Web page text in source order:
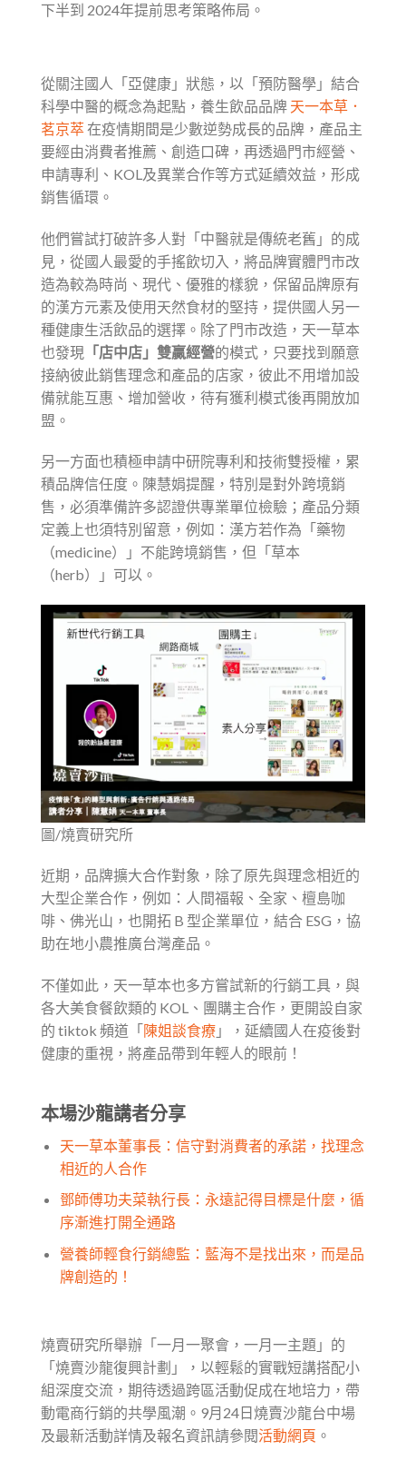
下半到 2024年提前思考策略佈局。
從關注國人「亞健康」狀態，以「預防醫學」結合
科學中醫的概念為起點，養生飲品品牌 天一本草．
茗京萃在疫情期間是少數逆勢成長的品牌，產品主
要經由消費者推薦、創造口碑，再透過門市經營、
申請專利、KOL及異業合作等方式延續效益，形成
銷售循環。
他們嘗試打破許多人對「中醫就是傳統老舊」的成
見，從國人最愛的手搖飲切入，將品牌實體門市改
造為較為時尚、現代、優雅的樣貌，保留品牌原有
的漢方元素及使用天然食材的堅持，提供國人另一
種健康生活飲品的選擇。除了門市改造，天一草本
也發現 「店中店」雙贏經營的模式，只要找到願意
接納彼此銷售理念和產品的店家，彼此不用增加設
備就能互惠、增加營收，待有獲利模式後再開放加
盟。
另一方面也積極申請中研院專利和技術雙授權，累
積品牌信任度。陳慧娟提醒，特別是對外跨境銷
售，必須準備許多認證供專業單位檢驗；產品分類
定義上也須特別留意，例如：漢方若作為「藥物
（medicine）」不能跨境銷售，但「草本
（herb）」可以。
圖/燒賣研究所
近期，品牌擴大合作對象，除了原先與理念相近的
大型企業合作，例如：人間福報、全家、檀島咖
啡、佛光山，也開拓 B 型企業單位，結合 ESG，協
助在地小農推廣台灣產品。
不僅如此，天一草本也多方嘗試新的行銷工具，與
各大美食餐飲類的 KOL、團購主合作，更開設自家
的 tiktok 頻道「陳姐談食療 」，延續國人在疫後對
健康的重視，將產品帶到年輕人的眼前！
本場沙龍講者分享
天一草本董事長：信守對消費者的承諾，找理念
相近的人合作
鄧師傅功夫菜執行長：永遠記得目標是什麼，循
序漸進打開全通路
營養師輕食行銷總監：藍海不是找出來，而是品
牌創造的！
燒賣研究所舉辦「一月一聚會，一月一主題」的
「燒賣沙龍復興計劃」，以輕鬆的實戰短講搭配小
組深度交流，期待透過跨區活動促成在地培力，帶
動電商行銷的共學風潮。9月24日燒賣沙龍台中場
及最新活動詳情及報名資訊請參閱活動網頁 。